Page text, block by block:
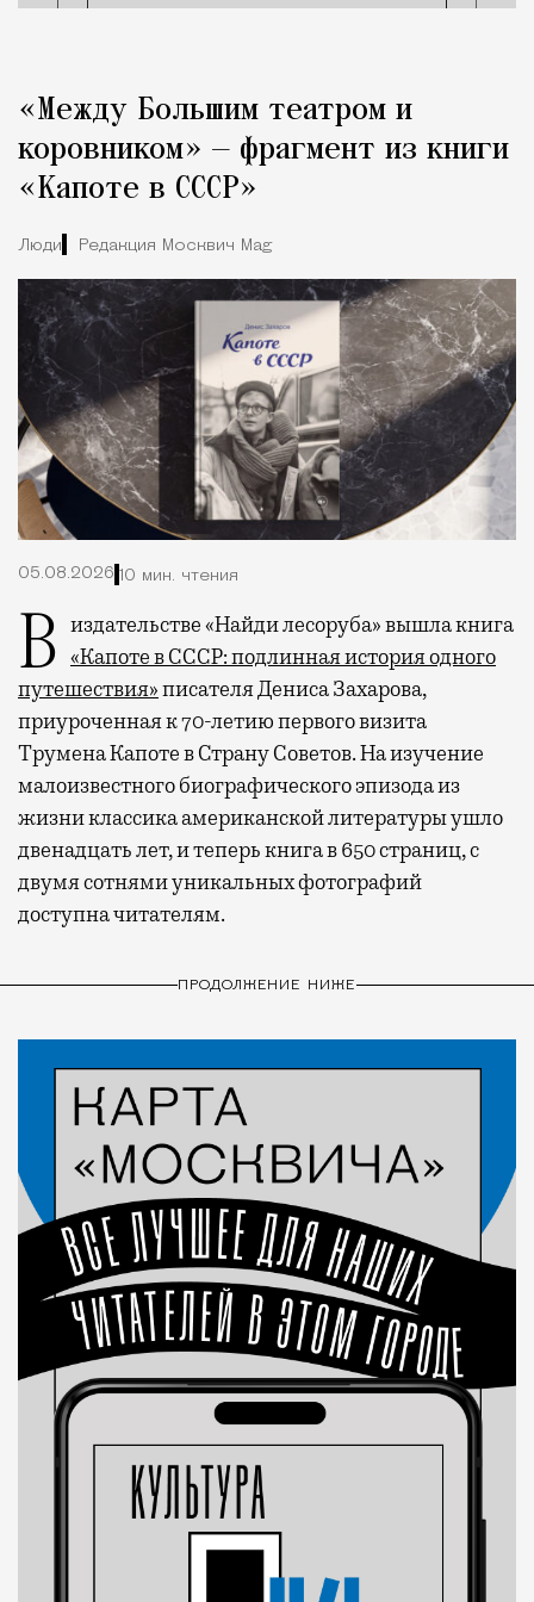
«Между Большим театром и
коровником» — фрагмент из книги
«Капоте в СССР»
Люди Редакция Москвич Mag
05.08.2026 10 мин. чтения
В издательстве «Найди лесоруба» вышла книга
«Капоте в СССР: подлинная история одного
путешествия»писателя Дениса Захарова,
приуроченная к 70-летию первого визита
Трумена Капоте в Страну Советов. На изучение
малоизвестного биографического эпизода из
жизни классика американской литературы ушло
двенадцать лет, и теперь книга в 650 страниц, с
двумя сотнями уникальных фотографий
доступна читателям.
ПРОДОЛЖЕНИЕ НИЖЕ